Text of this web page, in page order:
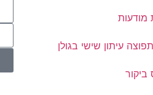
מודעות
עיתון שישי בגולן
ביקור